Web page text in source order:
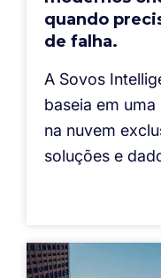
quando
de falha.
A Sovos
baseia em
na nuvem
soluções e